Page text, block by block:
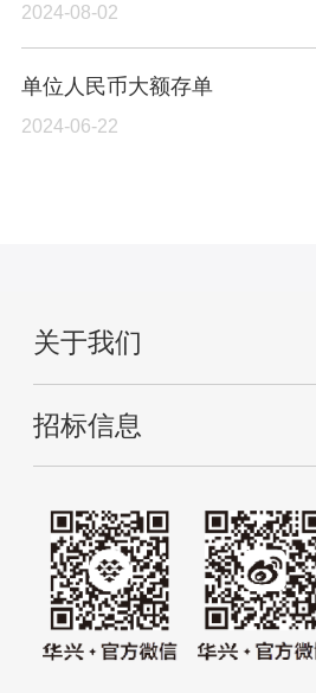
2024-08-02
单位人民币大额存单
2024-06-22
关于我们
招标信息